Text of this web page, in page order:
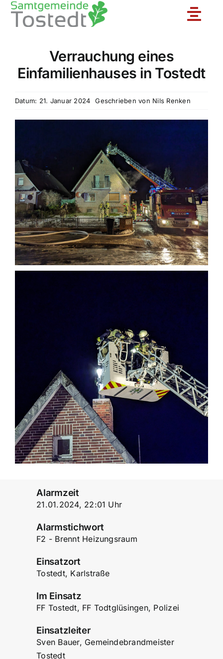
Zum
Toggle
Unsere Feuerwehr
Aktuelles
Einsatzberichte
Einsatzticker
Verrauchung eines
Einfamilienhauses in Tostedt
Datum: 21. Januar 2024 Geschrieben von Nils Renken
Alarmzeit
21.01.2024, 22:01 Uhr
Alarmstichwort
F2 - Brennt Heizungsraum
Einsatzort
Tostedt, Karlstraße
Im Einsatz
FF Tostedt, FF Todtglüsingen, Polizei
Einsatzleiter
Sven Bauer, Gemeindebrandmeister
Tostedt